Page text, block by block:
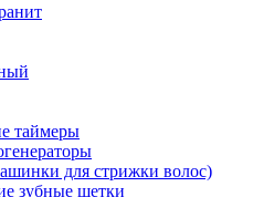
таймеры
для стрижки волос)
зубные щетки